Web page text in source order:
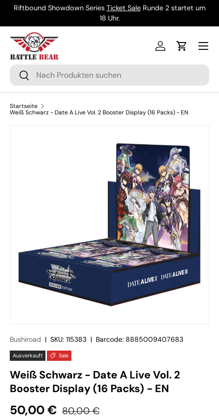
Riftbound Showdown Series Ticket SaleRunde 2 startet um
18 Uhr.
Suchen
Suchen
Einloggen
Menü
Startseite
Weiß Schwarz - Date A Live Vol. 2 Booster Display (16 Packs) - EN
Bushiroad | SKU: 115383 | Barcode: 8885009407683
Ausverkauft Sale
Weiß Schwarz - Date A Live Vol. 2
Booster Display (16 Packs) - EN
50,00 € 80,00 €